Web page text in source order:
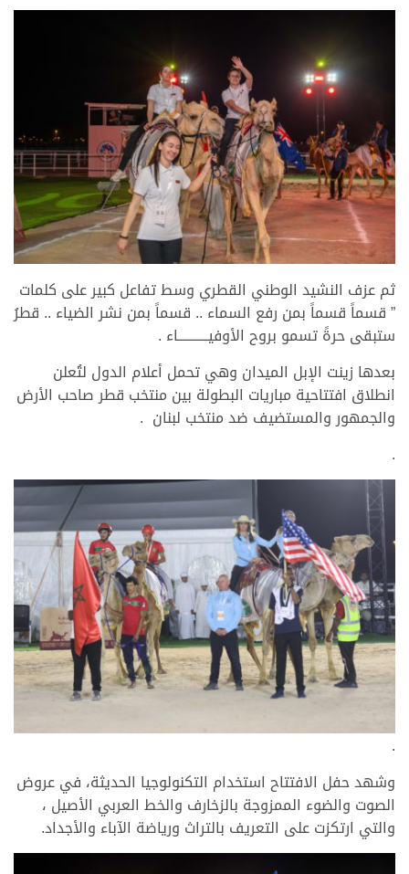
ثم عزف النشيد الوطني القطري وسط تفاعل كبير على كلمات
” قسماً قسماً بمن رفع السماء .. قسماً بمن نشر الضياء .. قطرُ
ستبقى حرةً تسمو بروح الأوفيـــــــــــاء .
بعدها زينت الإبل الميدان وهي تحمل أعلام الدول لتُعلن
انطلاق افتتاحية مباريات البطولة بين منتخب قطر صاحب الأرض
والجمهور والمستضيف ضد منتخب لبنان .
.
.
وشهد حفل الافتتاح استخدام التكنولوجيا الحديثة، في عروض
الصوت والضوء الممزوجة بالزخارف والخط العربي الأصيل ،
والتي ارتكزت على التعريف بالتراث ورياضة الآباء والأجداد.